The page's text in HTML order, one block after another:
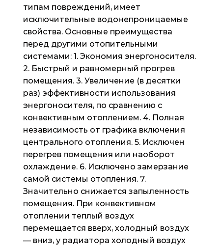
типам повреждений, имеет
исключительные водонепроницаемые
свойства. Основные преимущества
перед другими отопительными
системами: 1. Экономия энергоносителя.
2. Быстрый и равномерный прогрев
помещения. 3. Увеличение (в десятки
раз) эффективности использования
энергоносителя, по сравнению с
конвективным отоплением. 4. Полная
независимость от графика включения
центрального отопления. 5. Исключен
перегрев помещения или наоборот
охлаждение. 6. Исключено замерзание
самой системы отопления. 7.
Значительно снижается запыленность
помещения. При конвективном
отоплении теплый воздух
перемещается вверх, холодный воздух
— вниз, у радиатора холодный воздух